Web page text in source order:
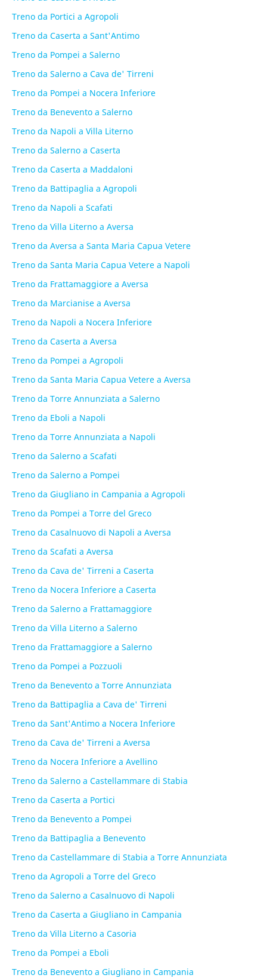
Treno da Portici a Agropoli
Treno da Caserta a Sant'Antimo
Treno da Pompei a Salerno
Treno da Salerno a Cava de' Tirreni
Treno da Pompei a Nocera Inferiore
Treno da Benevento a Salerno
Treno da Napoli a Villa Literno
Treno da Salerno a Caserta
Treno da Caserta a Maddaloni
Treno da Battipaglia a Agropoli
Treno da Napoli a Scafati
Treno da Villa Literno a Aversa
Treno da Aversa a Santa Maria Capua Vetere
Treno da Santa Maria Capua Vetere a Napoli
Treno da Frattamaggiore a Aversa
Treno da Marcianise a Aversa
Treno da Napoli a Nocera Inferiore
Treno da Caserta a Aversa
Treno da Pompei a Agropoli
Treno da Santa Maria Capua Vetere a Aversa
Treno da Torre Annunziata a Salerno
Treno da Eboli a Napoli
Treno da Torre Annunziata a Napoli
Treno da Salerno a Scafati
Treno da Salerno a Pompei
Treno da Giugliano in Campania a Agropoli
Treno da Pompei a Torre del Greco
Treno da Casalnuovo di Napoli a Aversa
Treno da Scafati a Aversa
Treno da Cava de' Tirreni a Caserta
Treno da Nocera Inferiore a Caserta
Treno da Salerno a Frattamaggiore
Treno da Villa Literno a Salerno
Treno da Frattamaggiore a Salerno
Treno da Pompei a Pozzuoli
Treno da Benevento a Torre Annunziata
Treno da Battipaglia a Cava de' Tirreni
Treno da Sant'Antimo a Nocera Inferiore
Treno da Cava de' Tirreni a Aversa
Treno da Nocera Inferiore a Avellino
Treno da Salerno a Castellammare di Stabia
Treno da Caserta a Portici
Treno da Benevento a Pompei
Treno da Battipaglia a Benevento
Treno da Castellammare di Stabia a Torre Annunziata
Treno da Agropoli a Torre del Greco
Treno da Salerno a Casalnuovo di Napoli
Treno da Caserta a Giugliano in Campania
Treno da Villa Literno a Casoria
Treno da Pompei a Eboli
Treno da Benevento a Giugliano in Campania